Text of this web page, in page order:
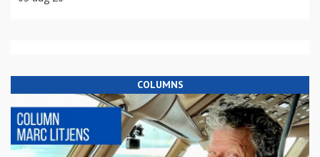
COLUMNS